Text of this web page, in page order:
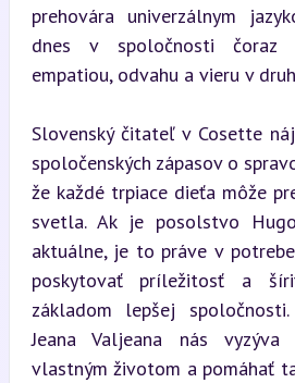
prehovára univerzálnym
dnes v spoločnosti čoraz
empatiou, odvahu a vieru v
Slovenský čitateľ v Cosette
spoločenských zápasov o
že každé trpiace dieťa môže
svetla. Ak je posolstvo
aktuálne, je to práve v
poskytovať príležitosť a
základom lepšej
Jeana Valjeana nás
vlastným životom a pomáhať